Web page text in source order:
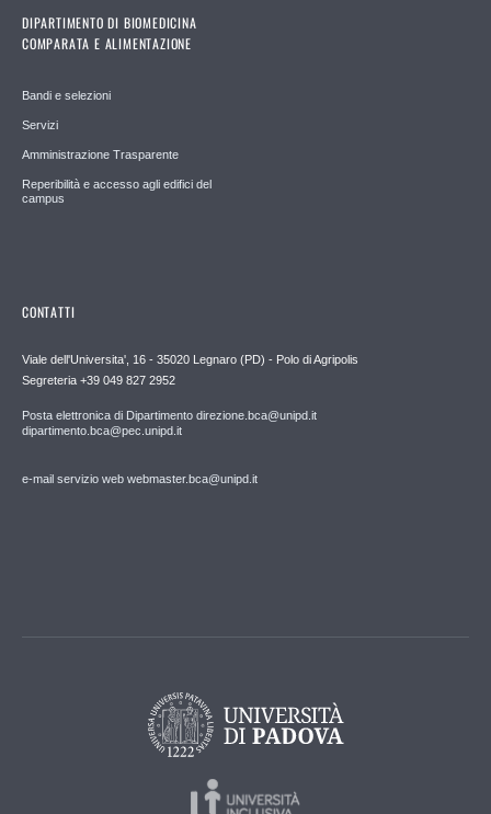
DIPARTIMENTO DI BIOMEDICINA
COMPARATA E ALIMENTAZIONE
Bandi e selezioni
Servizi
Amministrazione Trasparente
Reperibilità e accesso agli edifici del
campus
CONTATTI
Viale dell'Universita', 16 - 35020 Legnaro (PD) - Polo di Agripolis
Segreteria +39 049 827 2952
Posta elettronica di Dipartimento direzione.bca@unipd.it
dipartimento.bca@pec.unipd.it
e-mail servizio web webmaster.bca@unipd.it